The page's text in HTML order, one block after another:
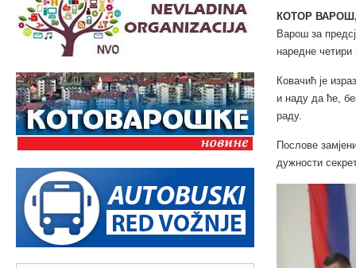
КОТОР ВАРОШ,
Варош за
наредне
Ковачић је
и наду да ће,
раду.
Послове
дужности